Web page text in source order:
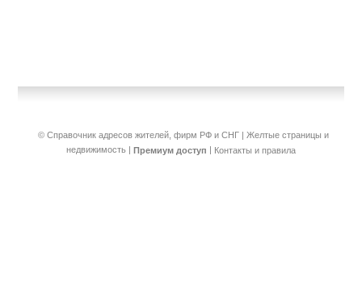
© Справочник адресов жителей, фирм РФ и СНГ | Желтые страницы и
недвижимость | Премиум доступ | Контакты и правила